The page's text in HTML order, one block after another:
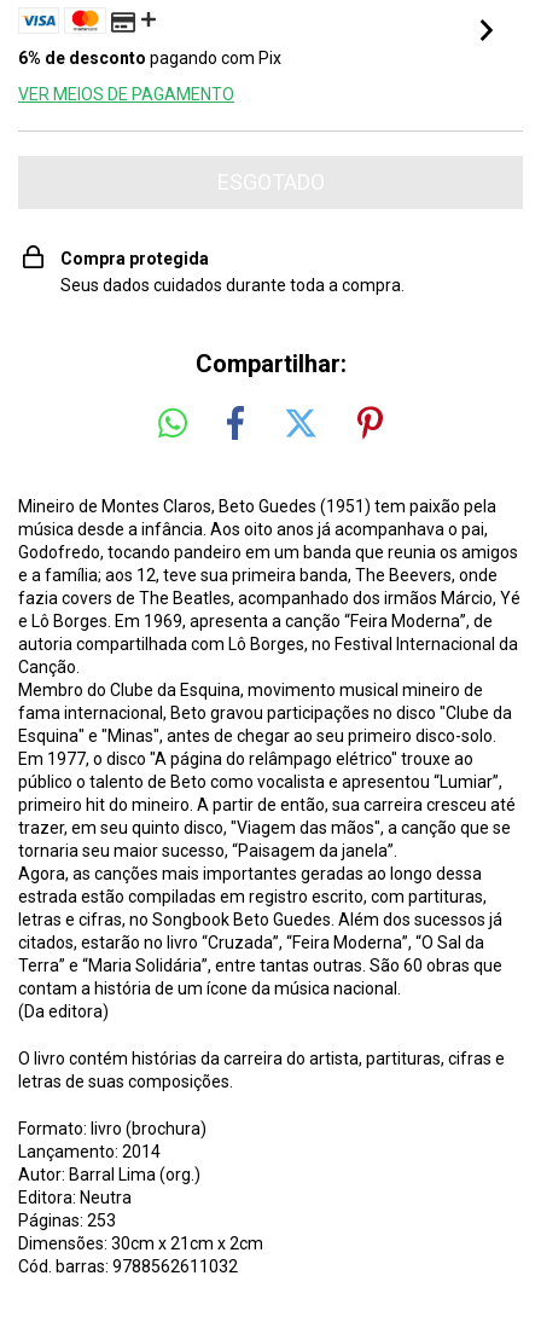
6% de desconto pagando com Pix
VER MEIOS DE PAGAMENTO
Compra protegida
Seus dados cuidados durante toda a compra.
Compartilhar:
Mineiro de Montes Claros, Beto Guedes (1951) tem paixão pela
música desde a infância. Aos oito anos já acompanhava o pai,
Godofredo, tocando pandeiro em um banda que reunia os amigos
e a família; aos 12, teve sua primeira banda, The Beevers, onde
fazia covers de The Beatles, acompanhado dos irmãos Márcio, Yé
e Lô Borges. Em 1969, apresenta a canção “Feira Moderna”, de
autoria compartilhada com Lô Borges, no Festival Internacional da
Canção.
Membro do Clube da Esquina, movimento musical mineiro de
fama internacional, Beto gravou participações no disco "Clube da
Esquina" e "Minas", antes de chegar ao seu primeiro disco-solo.
Em 1977, o disco "A página do relâmpago elétrico" trouxe ao
público o talento de Beto como vocalista e apresentou “Lumiar”,
primeiro hit do mineiro. A partir de então, sua carreira cresceu até
trazer, em seu quinto disco, "Viagem das mãos", a canção que se
tornaria seu maior sucesso, “Paisagem da janela”.
Agora, as canções mais importantes geradas ao longo dessa
estrada estão compiladas em registro escrito, com partituras,
letras e cifras, no Songbook Beto Guedes. Além dos sucessos já
citados, estarão no livro “Cruzada”, “Feira Moderna”, “O Sal da
Terra” e “Maria Solidária”, entre tantas outras. São 60 obras que
contam a história de um ícone da música nacional.
(Da editora)
O livro contém histórias da carreira do artista, partituras, cifras e
letras de suas composições.
Formato: livro (brochura)
Lançamento: 2014
Autor: Barral Lima (org.)
Editora: Neutra
Páginas: 253
Dimensões: 30cm x 21cm x 2cm
Cód. barras: 9788562611032